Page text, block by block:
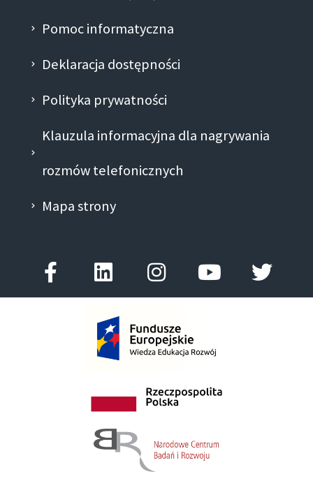
Pomoc informatyczna
Deklaracja dostępności
Polityka prywatności
Klauzula informacyjna dla nagrywania
rozmów telefonicznych
Mapa strony
f